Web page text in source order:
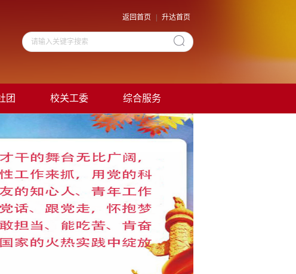
返回首页 升达首页
团 校关工委 综合服务